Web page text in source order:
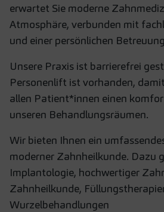
erwartet Sie moderne
Atmosphäre, verbunden mit
und einer persönlichen
Unsere Praxis ist barrierefrei
Personenlift ist vorhanden,
allen Patient*innen einen
unseren Behandlungsräumen.
Wir bieten Ihnen ein
moderner Zahnheilkunde. Dazu
Implantologie, hochwertiger
Zahnheilkunde,
Wurzelbehandlungen